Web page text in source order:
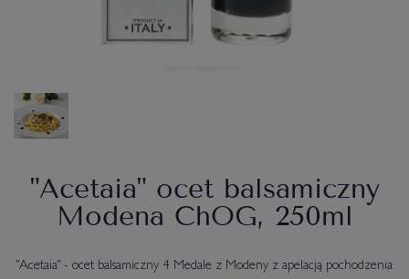
"Acetaia" ocet balsamiczny
Modena ChOG, 250ml
"Acetaia" - ocet balsamiczny 4 Medale z Modeny z apelacją pochodzenia